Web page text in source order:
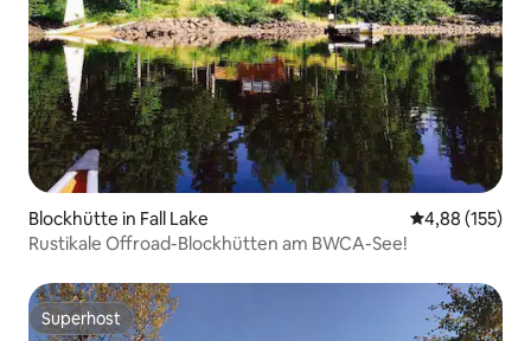
Blockhütte in Fall Lake
4,88 (155)
Rustikale Offroad-Blockhütten am BWCA-See!
Superhost
Superhost